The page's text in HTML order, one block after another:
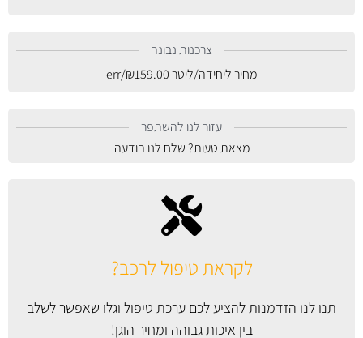
לקראת טיפול לרכב?
תנו לנו הזדמנות להציע לכם ערכת טיפול וגלו שאפשר לשלב
בין איכות גבוהה ומחיר הוגן!
צרכנות נבונה
מחיר ליחידה/ליטר
₪159.00
/err
עזור לנו להשתפר
מצאת טעות? שלח לנו הודעה